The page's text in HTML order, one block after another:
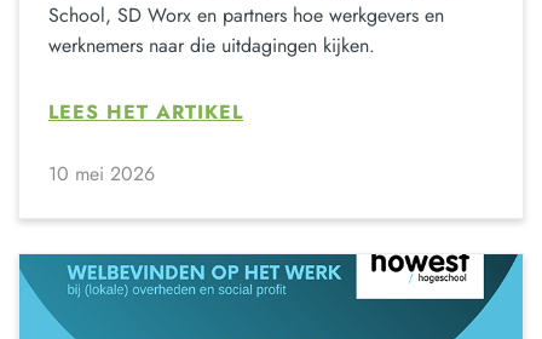
School, SD Worx en partners hoe werkgevers en
werknemers naar die uitdagingen kijken.
LEES HET ARTIKEL
10 mei 2026